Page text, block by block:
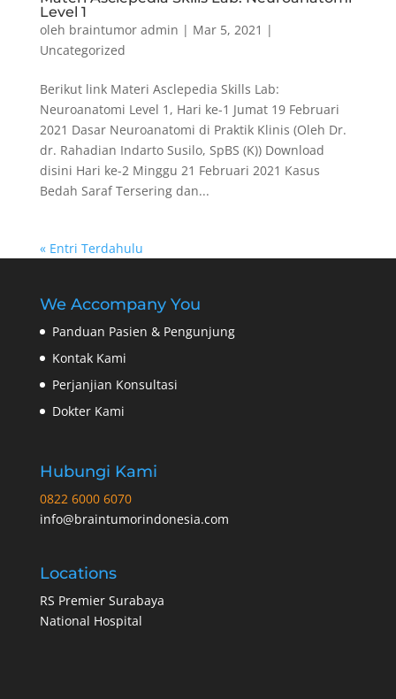
Level 1
oleh braintumor admin | Mar 5, 2021 |
Uncategorized
Berikut link Materi Asclepedia Skills Lab:
Neuroanatomi Level 1, Hari ke-1 Jumat 19 Februari
2021 Dasar Neuroanatomi di Praktik Klinis (Oleh Dr.
dr. Rahadian Indarto Susilo, SpBS (K)) Download
disini Hari ke-2 Minggu 21 Februari 2021 Kasus
Bedah Saraf Tersering dan...
« Entri Terdahulu
We Accompany You
Panduan Pasien & Pengunjung
Kontak Kami
Perjanjian Konsultasi
Dokter Kami
Hubungi Kami
0822 6000 6070
info@braintumorindonesia.com
Locations
RS Premier Surabaya
National Hospital